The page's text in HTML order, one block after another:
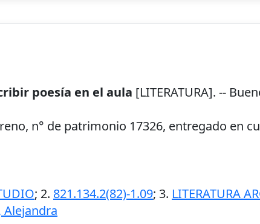
poesía en el aula [LITERATURA]. --
n° de patrimonio 17326, entregado en
; 2. 821.134.2(82)-1.09; 3. LITERATURA
Alejandra